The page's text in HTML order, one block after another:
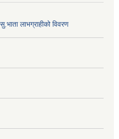
लाभग्राहीको विवरण